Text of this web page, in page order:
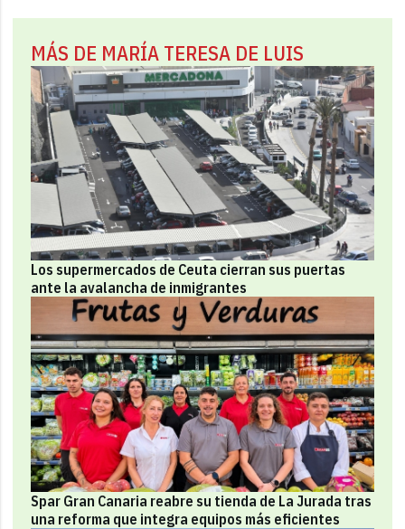
MÁS DE MARÍA TERESA DE LUIS
Los supermercados de Ceuta cierran sus puertas
ante la avalancha de inmigrantes
Spar Gran Canaria reabre su tienda de La Jurada tras
una reforma que integra equipos más eficientes